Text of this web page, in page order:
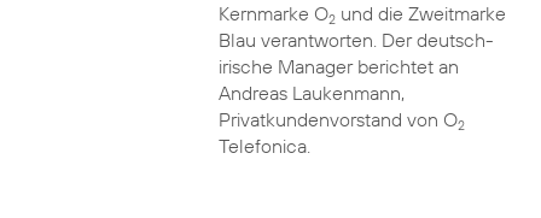
Kernmarke O2und die Zweitmarke
Blau verantworten. Der deutsch-
irische Manager berichtet an
Andreas Laukenmann,
Privatkundenvorstand von O2
Telefonica.